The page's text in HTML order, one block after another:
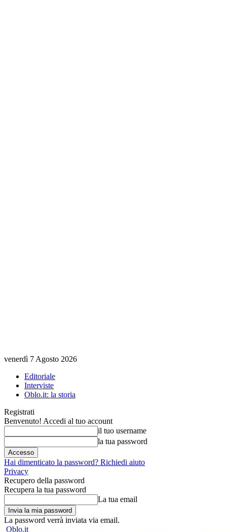
venerdì 7 Agosto 2026
Editoriale
Interviste
Oblo.it: la storia
Registrati
Benvenuto! Accedi al tuo account
il tuo username
la tua password
Hai dimenticato la password? Richiedi aiuto
Privacy
Recupero della password
Recupera la tua password
La tua email
La password verrà inviata via email.
Oblo.it